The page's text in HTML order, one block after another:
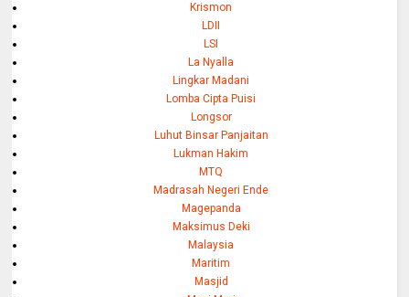
Krismon
LDII
LSI
La Nyalla
Lingkar Madani
Lomba Cipta Puisi
Longsor
Luhut Binsar Panjaitan
Lukman Hakim
MTQ
Madrasah Negeri Ende
Magepanda
Maksimus Deki
Malaysia
Maritim
Masjid